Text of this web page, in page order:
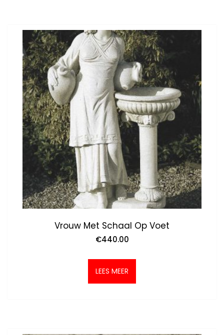
Vrouw Met Schaal Op Voet
€440.00
LEES MEER